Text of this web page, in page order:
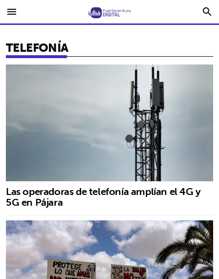
menu search
TELEFONÍA
Las operadoras de telefonía amplían el 4G y
5G en Pájara